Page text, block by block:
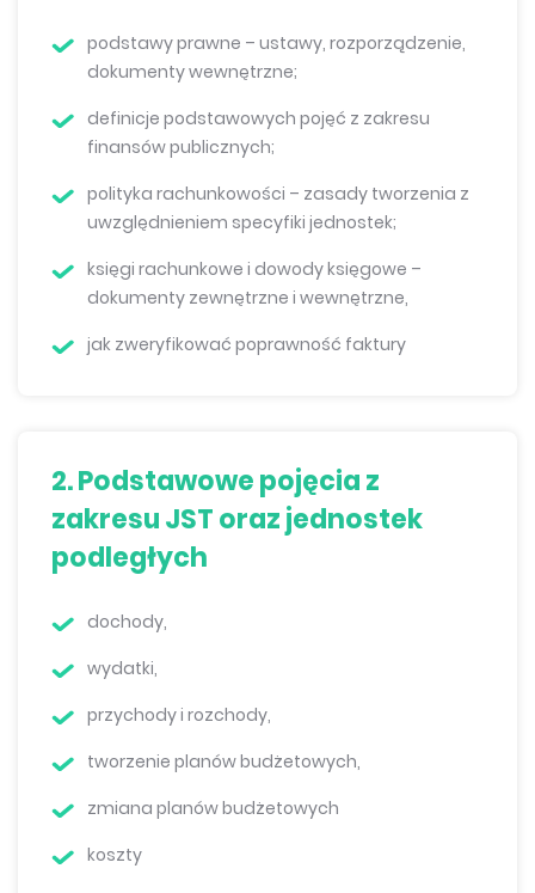
podstawy prawne – ustawy, rozporządzenie,
dokumenty wewnętrzne;
definicje podstawowych pojęć z zakresu
finansów publicznych;
polityka rachunkowości – zasady tworzenia z
uwzględnieniem specyfiki jednostek;
księgi rachunkowe i dowody księgowe –
dokumenty zewnętrzne i wewnętrzne,
jak zweryfikować poprawność faktury
2. Podstawowe pojęcia z
zakresu JST oraz jednostek
podległych
dochody,
wydatki,
przychody i rozchody,
tworzenie planów budżetowych,
zmiana planów budżetowych
koszty